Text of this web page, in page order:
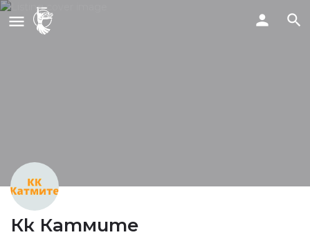
Кк Катмите